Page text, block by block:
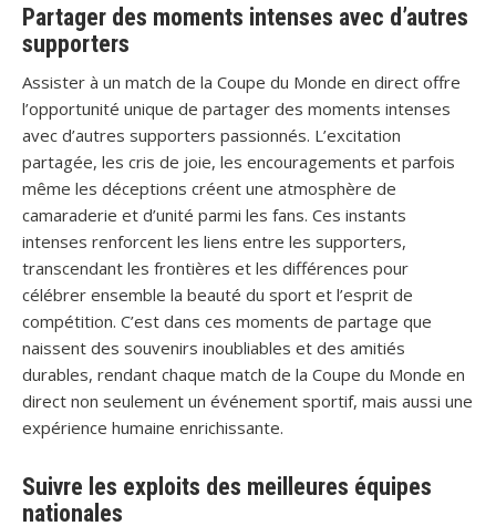
Partager des moments intenses avec d’autres
supporters
Assister à un match de la Coupe du Monde en direct offre
l’opportunité unique de partager des moments intenses
avec d’autres supporters passionnés. L’excitation
partagée, les cris de joie, les encouragements et parfois
même les déceptions créent une atmosphère de
camaraderie et d’unité parmi les fans. Ces instants
intenses renforcent les liens entre les supporters,
transcendant les frontières et les différences pour
célébrer ensemble la beauté du sport et l’esprit de
compétition. C’est dans ces moments de partage que
naissent des souvenirs inoubliables et des amitiés
durables, rendant chaque match de la Coupe du Monde en
direct non seulement un événement sportif, mais aussi une
expérience humaine enrichissante.
Suivre les exploits des meilleures équipes
nationales